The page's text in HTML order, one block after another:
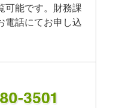
可能です。財務課
電話にてお申し込